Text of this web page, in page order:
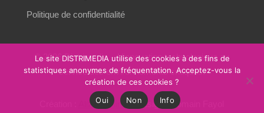
Politique de confidentialité
© 2026 Distrimedia – L’innovation technologique au
service des environnements critiques.
Alizés online– Design : Romain Fayol
Le site DISTRIMEDIA utilise des cookies à des fins de
statistiques anonymes de fréquentation. Acceptez-vous la
création de ces cookies ?
Oui
Non Info